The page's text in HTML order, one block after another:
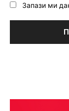
Запази ми